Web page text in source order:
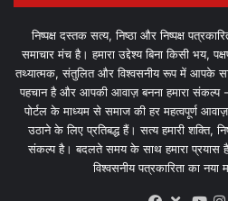
निष्पक्ष दस्तक सत्य, निष्ठा और निष्पक्ष
समाचार मंच है। हमारा उद्देश्य बिना किसी भय,
तथ्यात्मक, संतुलित और विश्वसनीय रूप में आपके
पहचान है और आपकी आवाज़ बनना हमारा
पोर्टल के माध्यम से समाज की हर महत्वपूर्ण
उठाने के लिए प्रतिबद्ध हैं। सत्य हमारी शक्ति,
संकल्प है। बदलते समय के साथ हमारा प्रयास
विश्वसनीय पत्रकारिता का नया